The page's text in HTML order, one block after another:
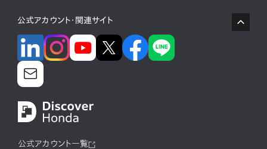
公式アカウント・関連サイト
公式アカウント一覧